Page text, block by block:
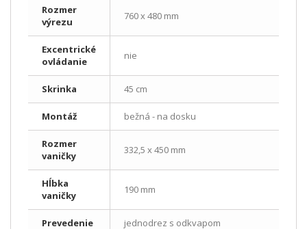
Rozmer
výrezu
760 x 480 mm
Excentrické
ovládanie
nie
Skrinka 45 cm
Montáž bežná - na dosku
Rozmer
vaničky
332,5 x 450 mm
Hĺbka
vaničky
190 mm
Prevedenie jednodrez s odkvapom